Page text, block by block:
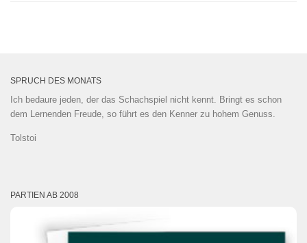
SPRUCH DES MONATS
Ich bedaure jeden, der das Schachspiel nicht kennt. Bringt es schon
dem Lernenden Freude, so führt es den Kenner zu hohem Genuss.
Tolstoi
PARTIEN AB 2008